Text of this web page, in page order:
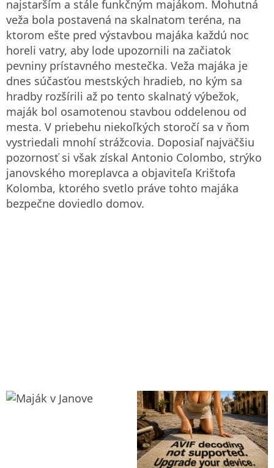
najstarším a stále funkčným majákom. Mohutná
veža bola postavená na skalnatom teréna, na
ktorom ešte pred výstavbou majáka každú noc
horeli vatry, aby lode upozornili na začiatok
pevniny prístavného mestečka. Veža majáka je
dnes súčasťou mestských hradieb, no kým sa
hradby rozšírili až po tento skalnatý výbežok,
maják bol osamotenou stavbou oddelenou od
mesta. V priebehu niekoľkých storočí sa v ňom
vystriedali mnohí strážcovia. Doposiaľ najväčšiu
pozornosť si však získal Antonio Colombo, strýko
janovského moreplavca a objaviteľa Krištofa
Kolomba, ktorého svetlo práve tohto majáka
bezpečne doviedlo domov.